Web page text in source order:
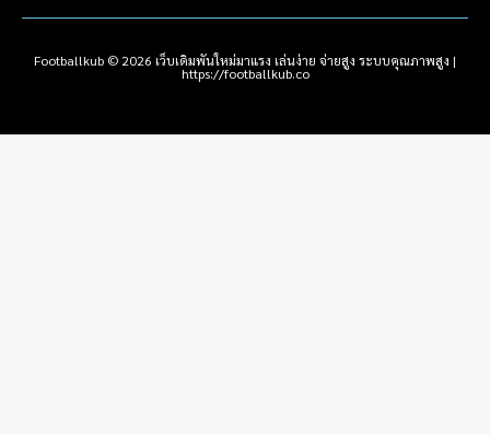
Footballkub © 2026 เว็บเดิมพันใหม่มาแรง เล่นง่าย จ่ายสูง ระบบคุณภาพสูง |
https://footballkub.co